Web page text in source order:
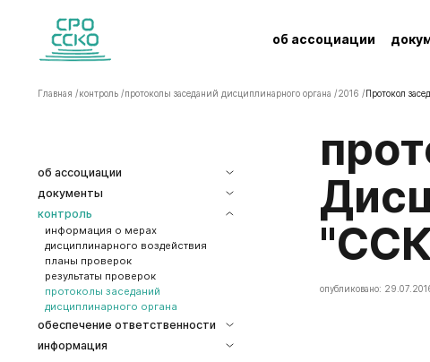
об ассоциации
Главная /контроль /протоколы заседаний дисциплинарного органа /2016 / Протокол
об ассоциации
документы
контроль
информация о мерах
дисциплинарного воздействия
планы проверок
результаты проверок
протоколы заседаний
дисциплинарного органа
обеспечение ответственности
информация
Протокол заседания
опубликовано: